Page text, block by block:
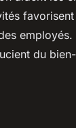
employés.
du